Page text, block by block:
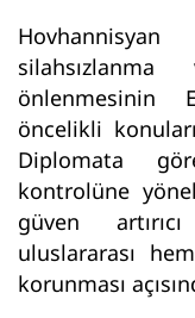
silahsızlanma
önlenmesinin
öncelikli
Diplomata
kontrolüne
güven
uluslararası
korunması